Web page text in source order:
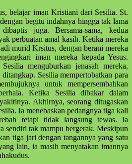
belajar iman Kristiani dari Sesilia. St.
begitu indahnya hingga tak lama
juga. Bersama-sama, kedua
perbuatan amal kasih. Ketika mereka
murid Krsitus, dengan berani mereka
iman mereka kepada Yesus.
menguburkan jenasah mereka,
Sesilia mempertobatkan para
untuk mempersembahkan
Ketika Sesilia dibakar dalam
Akhirnya, seorang ditugaskan
Ia menebaskan pedangnya tiga kali
tetapi tidak langsung tewas. Ia
sendiri tak mampu bergerak. Meskipun
tiga jari dengan tangannya yang satu
lain, ia masih menyatakan imannya